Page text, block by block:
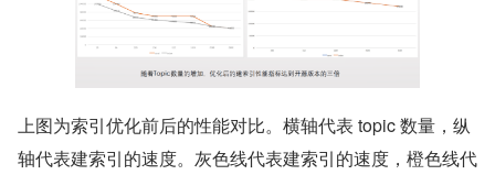
上图为索引优化前后的性能对比。横轴代表 topic 数量，纵
轴代表建索引的速度。灰色线代表建索引的速度，橙色线代